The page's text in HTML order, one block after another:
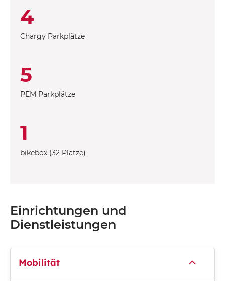
4
Chargy Parkplätze
5
PEM Parkplätze
1
bikebox (32 Plätze)
Einrichtungen und
Dienstleistungen
Mobilität